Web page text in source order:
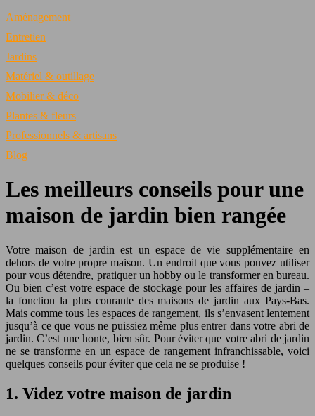
Aménagement
Entretien
Jardins
Matériel & outillage
Mobilier & déco
Plantes & fleurs
Professionnels & artisans
Blog
Les meilleurs conseils pour une
maison de jardin bien rangée
Votre maison de jardin est un espace de vie supplémentaire en
dehors de votre propre maison. Un endroit que vous pouvez utiliser
pour vous détendre, pratiquer un hobby ou le transformer en bureau.
Ou bien c’est votre espace de stockage pour les affaires de jardin –
la fonction la plus courante des maisons de jardin aux Pays-Bas.
Mais comme tous les espaces de rangement, ils s’envasent lentement
jusqu’à ce que vous ne puissiez même plus entrer dans votre abri de
jardin. C’est une honte, bien sûr. Pour éviter que votre abri de jardin
ne se transforme en un espace de rangement infranchissable, voici
quelques conseils pour éviter que cela ne se produise !
1. Videz votre maison de jardin